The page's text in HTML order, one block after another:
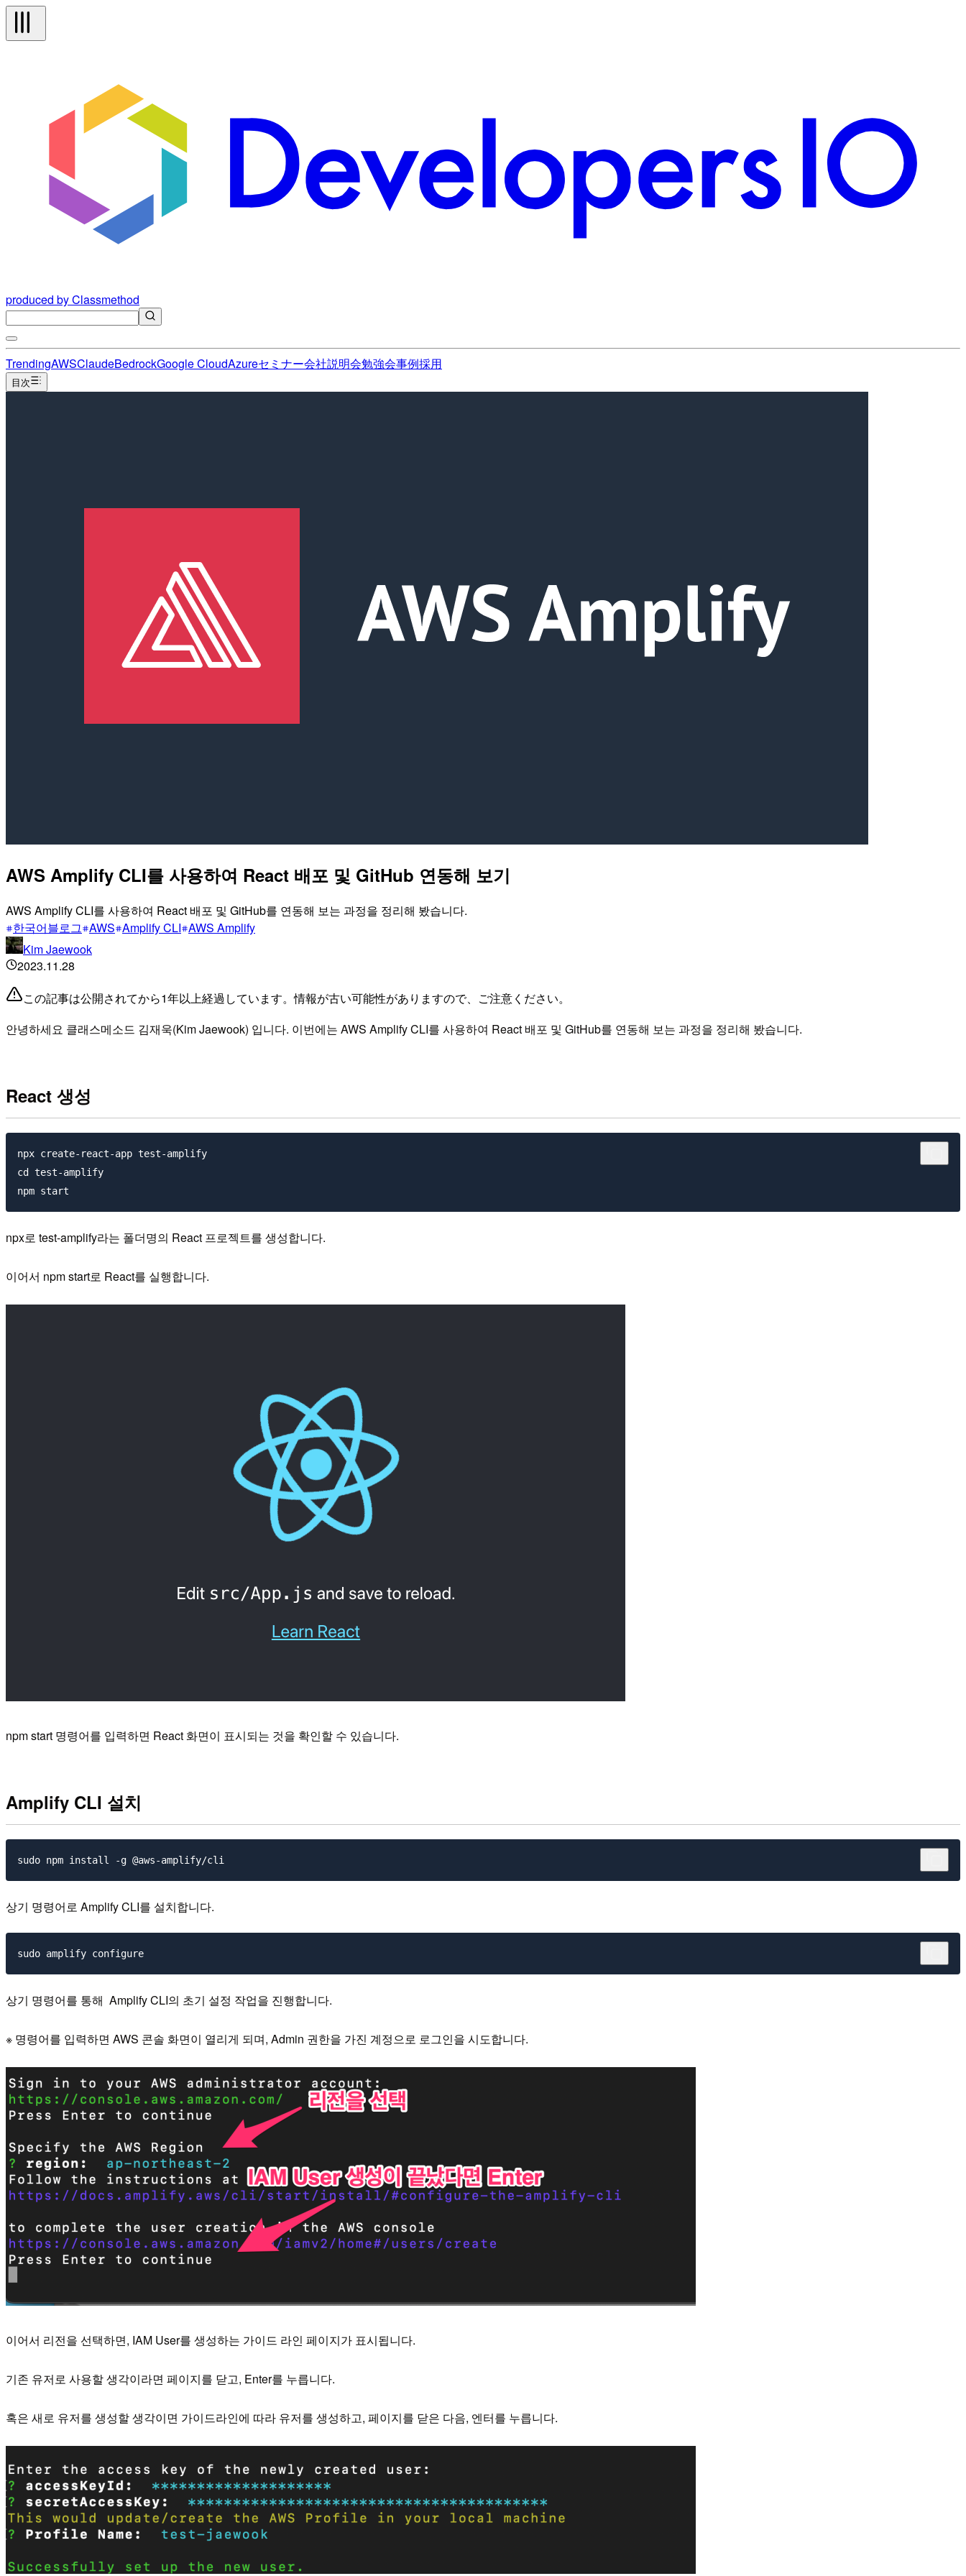
produced by Classmethod
TrendingAWSClaudeBedrockGoogle CloudAzureセミナー会社説明会勉強会事例採用
目次
AWS Amplify CLI를 사용하여 React 배포 및 GitHub 연동해 보기
AWS Amplify CLI를 사용하여 React 배포 및 GitHub를 연동해 보는 과정을 정리해 봤습니다.
한국어블로그 AWS Amplify CLI AWS Amplify
Kim Jaewook
2023.11.28
この記事は公開されてから1年以上経過しています。情報が古い可能性がありますので、ご注意ください。
안녕하세요 클래스메소드 김재욱(Kim Jaewook) 입니다. 이번에는 AWS Amplify CLI를 사용하여 React 배포 및 GitHub를 연동해 보는 과정을 정리해 봤습니다.
React 생성
npx create-react-app test-amplify
cd test-amplify
npx로 test-amplify라는 폴더명의 React 프로젝트를 생성합니다.
이어서 npm start로 React를 실행합니다.
npm start 명령어를 입력하면 React 화면이 표시되는 것을 확인할 수 있습니다.
Amplify CLI 설치
상기 명령어로 Amplify CLI를 설치합니다.
상기 명령어를 통해 Amplify CLI의 초기 설정 작업을 진행합니다.
※ 명령어를 입력하면 AWS 콘솔 화면이 열리게 되며, Admin 권한을 가진 계정으로 로그인을 시도합니다.
이어서 리전을 선택하면, IAM User를 생성하는 가이드 라인 페이지가 표시됩니다.
기존 유저로 사용할 생각이라면 페이지를 닫고, Enter를 누릅니다.
혹은 새로 유저를 생성할 생각이면 가이드라인에 따라 유저를 생성하고, 페이지를 닫은 다음, 엔터를 누릅니다.